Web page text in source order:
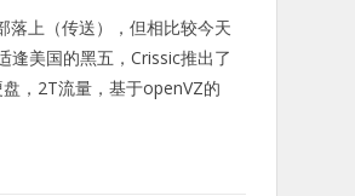
落上（传送），但相比较今天
逢美国的黑五，Crissic推出了
，2T流量，基于openVZ的